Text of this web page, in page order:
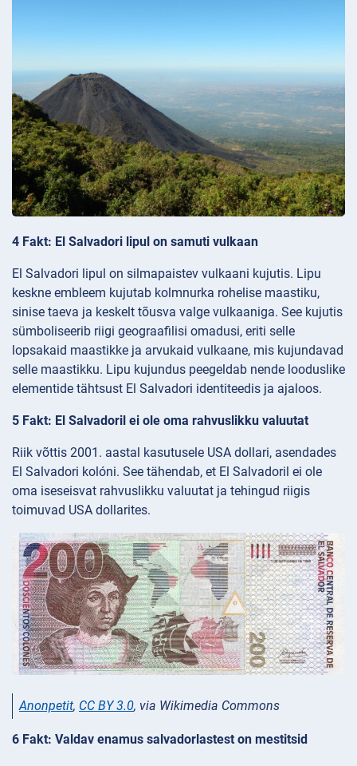
4 Fakt: El Salvadori lipul on samuti vulkaan
El Salvadori lipul on silmapaistev vulkaani kujutis. Lipu
keskne embleem kujutab kolmnurka rohelise maastiku,
sinise taeva ja keskelt tõusva valge vulkaaniga. See kujutis
sümboliseerib riigi geograafilisi omadusi, eriti selle
lopsakaid maastikke ja arvukaid vulkaane, mis kujundavad
selle maastikku. Lipu kujundus peegeldab nende looduslike
elementide tähtsust El Salvadori identiteedis ja ajaloos.
5 Fakt: El Salvadoril ei ole oma rahvuslikku valuutat
Riik võttis 2001. aastal kasutusele USA dollari, asendades
El Salvadori kolóni. See tähendab, et El Salvadoril ei ole
oma iseseisvat rahvuslikku valuutat ja tehingud riigis
toimuvad USA dollarites.
Anonpetit, CC BY 3.0, via Wikimedia Commons
6 Fakt: Valdav enamus salvadorlastest on mestitsid